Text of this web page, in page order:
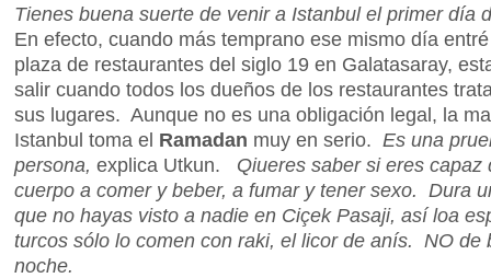
Tienes buena suerte de venir a Istanbul el primer día
En efecto, cuando más temprano ese mismo día
plaza de restaurantes del siglo 19 en Galatasaray,
salir cuando todos los dueños de los restaurantes
sus lugares. Aunque no es una obligación legal, la
Istanbul toma el Ramadan muy en serio. Es una
persona, explica Utkun. Qiueres saber si eres
cuerpo a comer y beber, a fumar y tener sexo. Dura
que no hayas visto a nadie en Ciçek Pasaji, así loa
turcos sólo lo comen con raki, el licor de anís. NO de
noche.